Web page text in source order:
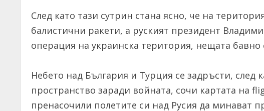
След като тази сутрин стана ясно, че на
балистични ракети, а руският президент
операция на украинска територия, нещата бавно
Небето над България и Турция се задръсти, след
пространство заради войната, сочи картата на
пренасочили полетите си над Русия да минават